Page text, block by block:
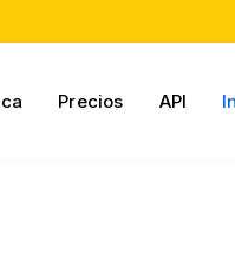
Precios API